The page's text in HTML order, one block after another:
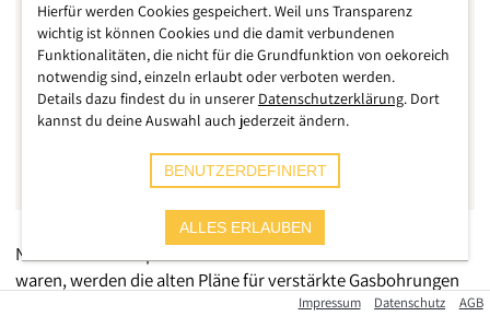
Nachdem die Gaspreise zuletzt auf einem Rekordniveau
waren, werden die alten Pläne für verstärkte Gasbohrungen
in Österreich wieder relevant. Konzerne wälzen Pläne, bei
Impressum Datenschutz AGB
Hierfür werden Cookies gespeichert. Weil uns Transparenz
wichtig ist können Cookies und die damit verbundenen
Funktionalitäten, die nicht für die Grundfunktion von oekoreich
notwendig sind, einzeln erlaubt oder verboten werden.
Details dazu findest du in unserer Datenschutzerklärung. Dort
kannst du deine Auswahl auch jederzeit ändern.
BENUTZERDEFINIERT
ALLES ERLAUBEN